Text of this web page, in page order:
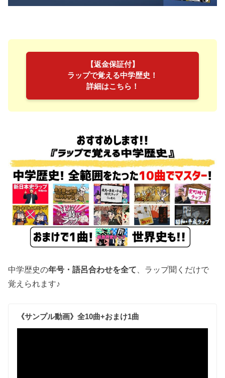
【返金保証付】
ラップで覚える中学歴史！
詳細はこちら！
中学歴史の年号・語呂合わせを全て 、ラップ聞くだけで
覚えられます♪
《サンプル動画》全10曲+おまけ1曲